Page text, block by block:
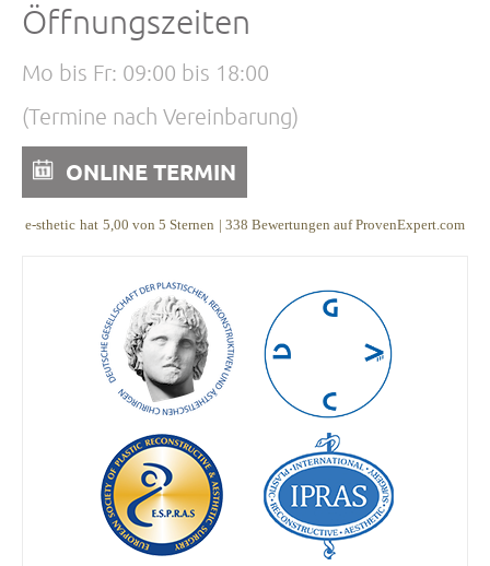
Öffnungszeiten
Mo bis Fr: 09:00 bis 18:00
(Termine nach Vereinbarung)
ONLINE TERMIN
e-sthetic hat 5,00 von 5 Sternen 338 Bewertungen auf ProvenExpert.com